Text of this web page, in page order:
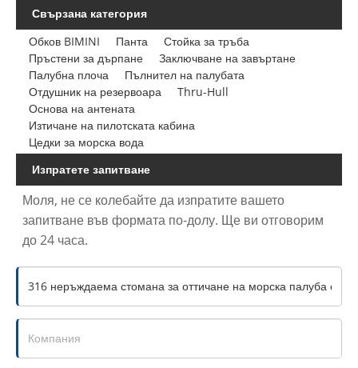
Свързана категория
Обков BIMINI
Панта
Стойка за тръба
Пръстени за дърпане
Заключване на завъртане
Палубна плоча
Пълнител на палубата
Отдушник на резервоара
Thru-Hull
Основа на антената
Изтичане на пилотската кабина
Цедки за морска вода
Изпратете запитване
Моля, не се колебайте да изпратите вашето
запитване във формата по-долу. Ще ви отговорим
до 24 часа.